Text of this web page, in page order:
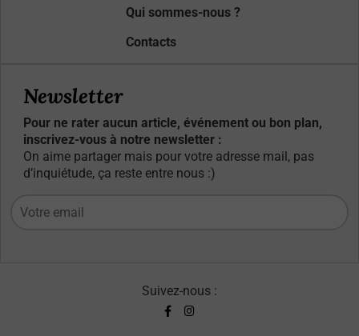
Qui sommes-nous ?
Contacts
Newsletter
Pour ne rater aucun article, événement ou bon plan,
inscrivez-vous à notre newsletter :
On aime partager mais pour votre adresse mail, pas
d’inquiétude, ça reste entre nous :)
Suivez-nous :